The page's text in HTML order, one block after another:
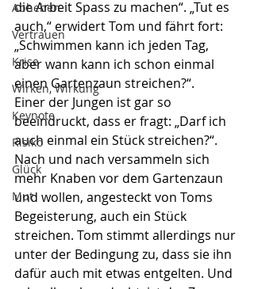
Abheben
Vertrauen
Krise
Wirken, Wirkung
Keynote
Risiko
Glück
Mut
die Arbeit Spass zu machen“. „Tut es
auch,“ erwidert Tom und fährt fort:
„Schwimmen kann ich jeden Tag,
aber wann kann ich schon einmal
einen Gartenzaun streichen?“.
Einer der Jungen ist gar so
beeindruckt, dass er fragt: „Darf ich
auch einmal ein Stück streichen?“.
Nach und nach versammeln sich
mehr Knaben vor dem Gartenzaun
und wollen, angesteckt von Toms
Begeisterung, auch ein Stück
streichen. Tom stimmt allerdings nur
unter der Bedingung zu, dass sie ihn
dafür auch mit etwas entgelten. Und